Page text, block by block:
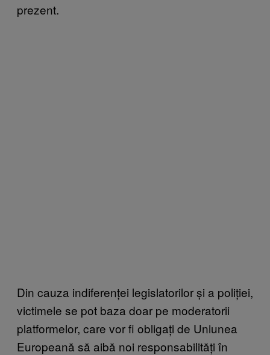
prezent.
Din cauza indiferenței legislatorilor și a poliției,
victimele se pot baza doar pe moderatorii
platformelor, care vor fi obligați de Uniunea
Europeană să aibă noi responsabilități în